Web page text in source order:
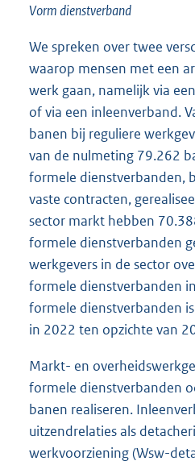
Vorm dienstverband
We spreken over twee
waarop mensen met een
werk gaan, namelijk via
of via een inleenverband.
banen bij reguliere
van de nulmeting 79.262
formele dienstverbanden,
vaste contracten,
sector markt hebben
formele dienstverbanden
werkgevers in de sector
formele dienstverbanden
formele dienstverbanden
in 2022 ten opzichte van
Markt- en
formele dienstverbanden
banen realiseren.
uitzendrelaties als
werkvoorziening (Wsw-